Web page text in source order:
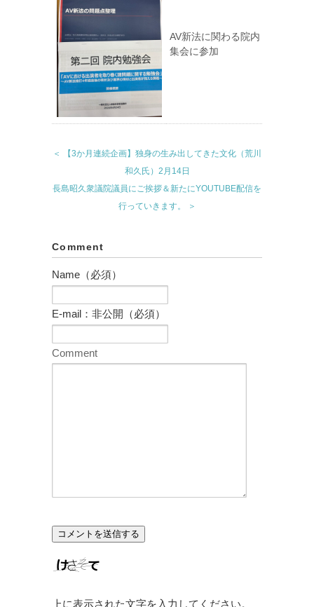
AV新法に関わる院内
集会に参加
＜ 【3か月連続企画】独身の生み出してきた文化（荒川
和久氏）2月14日
長島昭久衆議院議員にご挨拶＆新たにYOUTUBE配信を
行っていきます。 ＞
Comment
Name（必須）
E-mail：非公開（必須）
Comment
上に表示された文字を入力してください。